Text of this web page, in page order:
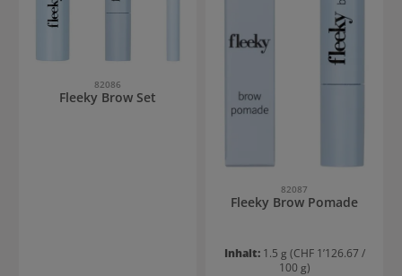
82086
Fleeky Brow Set
82087
Fleeky Brow Pomade
Inhalt: 1.5 g (CHF 1’126.67 /
100 g)